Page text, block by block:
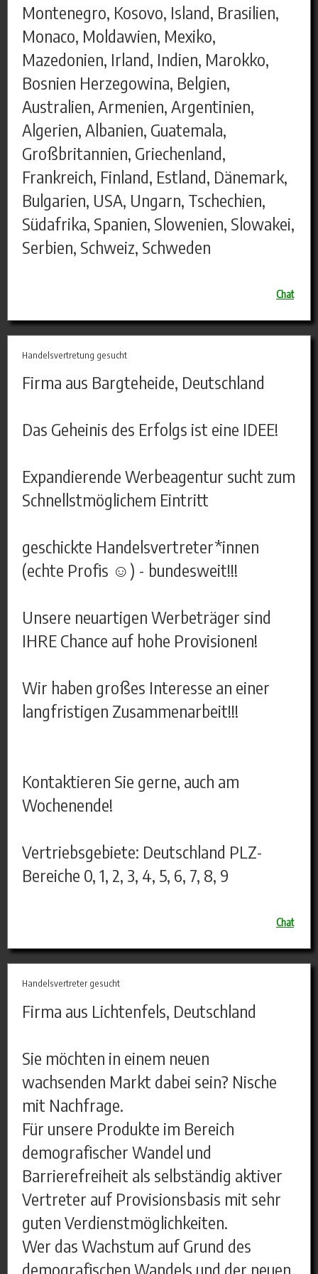
Montenegro, Kosovo, Island, Brasilien,
Monaco, Moldawien, Mexiko,
Mazedonien, Irland, Indien, Marokko,
Bosnien Herzegowina, Belgien,
Australien, Armenien, Argentinien,
Algerien, Albanien, Guatemala,
Großbritannien, Griechenland,
Frankreich, Finland, Estland, Dänemark,
Bulgarien, USA, Ungarn, Tschechien,
Südafrika, Spanien, Slowenien, Slowakei,
Serbien, Schweiz, Schweden
Chat
Handelsvertretung gesucht
Firma aus Bargteheide, Deutschland
Das Geheinis des Erfolgs ist eine IDEE!
Expandierende Werbeagentur sucht zum
Schnellstmöglichem Eintritt
geschickte Handelsvertreter*innen
(echte Profis ☺) - bundesweit!!!
Unsere neuartigen Werbeträger sind
IHRE Chance auf hohe Provisionen!
Wir haben großes Interesse an einer
langfristigen Zusammenarbeit!!!
Kontaktieren Sie gerne, auch am
Wochenende!
Vertriebsgebiete: Deutschland PLZ-
Bereiche 0, 1, 2, 3, 4, 5, 6, 7, 8, 9
Chat
Handelsvertreter gesucht
Firma aus Lichtenfels, Deutschland
Sie möchten in einem neuen
wachsenden Markt dabei sein? Nische
mit Nachfrage.
Für unsere Produkte im Bereich
demografischer Wandel und
Barrierefreiheit als selbständig aktiver
Vertreter auf Provisionsbasis mit sehr
guten Verdienstmöglichkeiten.
Wer das Wachstum auf Grund des
demografischen Wandels und der neuen